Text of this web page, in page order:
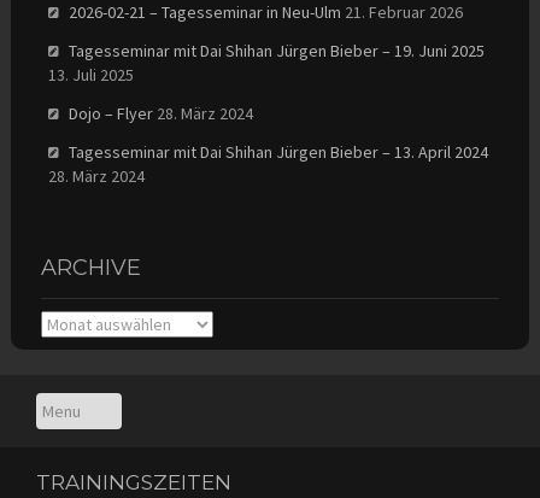
2026-02-21 – Tagesseminar in Neu-Ulm 21. Februar 2026
Tagesseminar mit Dai Shihan Jürgen Bieber – 19. Juni 2025
13. Juli 2025
Dojo – Flyer 28. März 2024
Tagesseminar mit Dai Shihan Jürgen Bieber – 13. April 2024
28. März 2024
ARCHIVE
Archive
TRAININGSZEITEN